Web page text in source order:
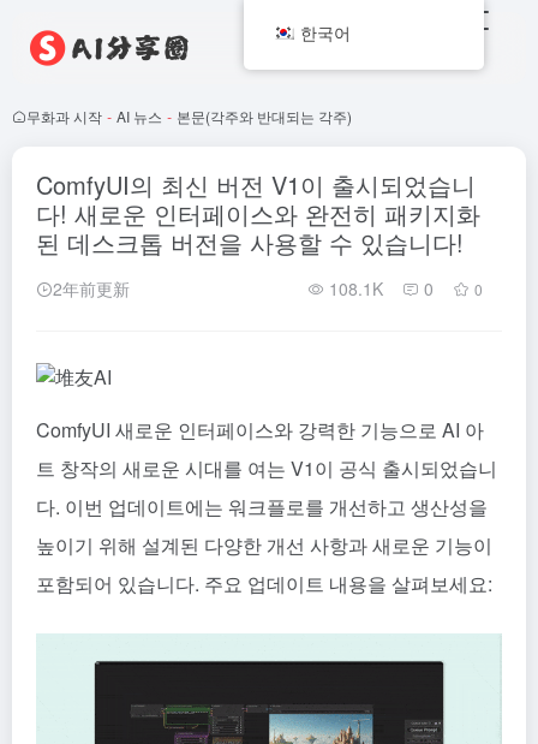
무화과 시작 - AI 뉴스 - 본문(각주와 반대되는 각주)
ComfyUI의 최신 버전 V1이 출시되었습니
다! 새로운 인터페이스와 완전히 패키지화
된 데스크톱 버전을 사용할 수 있습니다!
2年前更新 108.1K 0 0
ComfyUI 새로운 인터페이스와 강력한 기능으로 AI 아
트 창작의 새로운 시대를 여는 V1이 공식 출시되었습니
다. 이번 업데이트에는 워크플로를 개선하고 생산성을
높이기 위해 설계된 다양한 개선 사항과 새로운 기능이
포함되어 있습니다. 주요 업데이트 내용을 살펴보세요:
한국어